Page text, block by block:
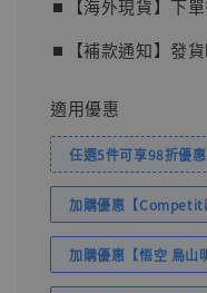
⏹︎【海外現貨】下
⏹︎【補款通知】發
適用優惠
任選5件可享98折優惠
加購優惠【
加購優惠【悟空 鳥山